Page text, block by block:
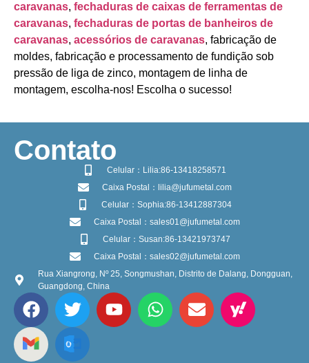
caravanas, fechaduras de caixas de ferramentas de
caravanas, fechaduras de portas de banheiros de
caravanas, acessórios de caravanas, fabricação de
moldes, fabricação e processamento de fundição sob
pressão de liga de zinco, montagem de linha de
montagem, escolha-nos! Escolha o sucesso!
​Contato
Celular：Lilia:86-13418258571
Caixa Postal：lilia@jufumetal.com
Celular：Sophia:86-13412887304
Caixa Postal：sales01@jufumetal.com
Celular：Susan:86-13421973747
Caixa Postal：sales02@jufumetal.com
Rua Xiangrong, Nº 25, Songmushan, Distrito de Dalang, Dongguan,
Guangdong, China